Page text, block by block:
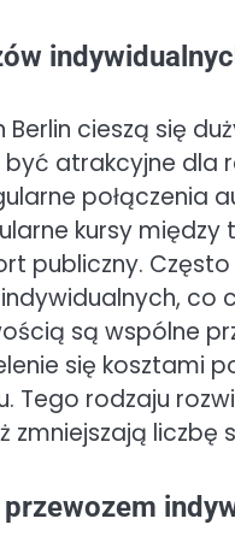
cieszą się
atrakcyjne dla
połączenia
kursy
publiczny.
są wspólne
się kosztami
Tego rodzaju
zmniejszają